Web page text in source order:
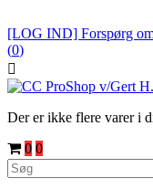
[LOG IND] Forspørg
(0)

Der er ikke flere varer i
0 0